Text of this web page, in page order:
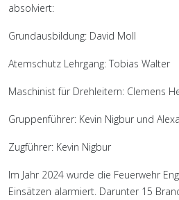
absolviert:
Grundausbildung: David Moll
Atemschutz Lehrgang: Tobias Walter
Maschinist für Drehleitern: Clemens
Gruppenführer: Kevin Nigbur und
Zugführer: Kevin Nigbur
Im Jahr 2024 wurde die Feuerwehr
Einsätzen alarmiert. Darunter 15